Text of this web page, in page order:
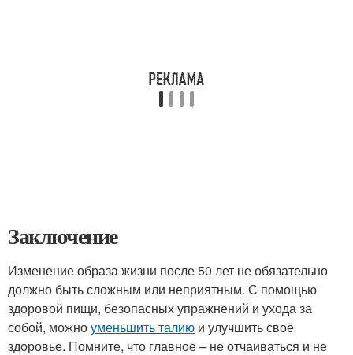
Заключение
Изменение образа жизни после 50 лет не обязательно
должно быть сложным или неприятным. С помощью
здоровой пищи, безопасных упражнений и ухода за
собой, можноуменьшить талию и улучшить своё
здоровье. Помните, что главное – не отчаиваться и не